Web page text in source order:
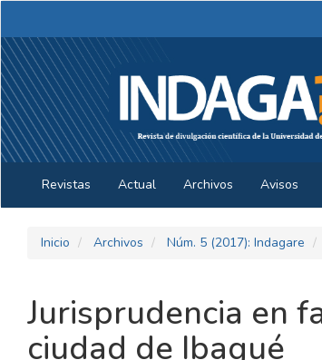
Contenido
principal
Barra
lateral
Revistas Actual Archivos Avisos
Inicio Archivos Núm. 5 (2017): Indagare
Jurisprudencia en
ciudad de Ibagué